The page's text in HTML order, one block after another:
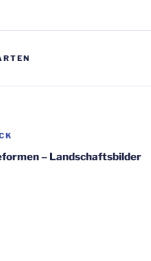
– Landschaftsbilder